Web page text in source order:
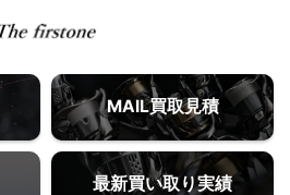
MAIL買取見積
最新買い取り実績